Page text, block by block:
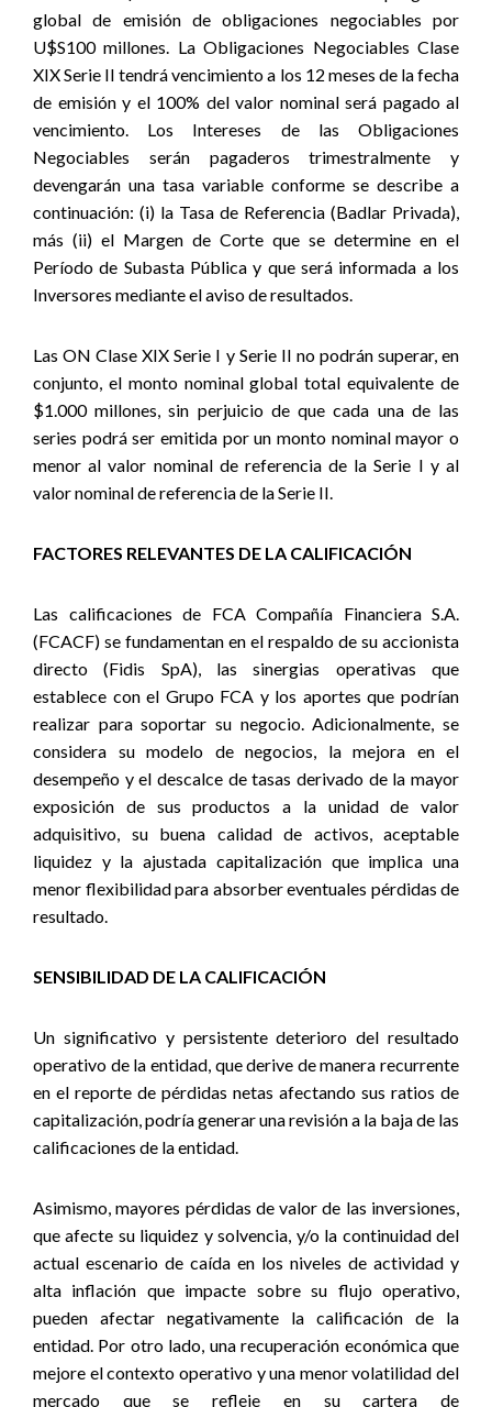
global de emisión de obligaciones negociables por
U$S100 millones. La Obligaciones Negociables Clase
XIX Serie II tendrá vencimiento a los 12 meses de la fecha
de emisión y el 100% del valor nominal será pagado al
vencimiento. Los Intereses de las Obligaciones
Negociables serán pagaderos trimestralmente y
devengarán una tasa variable conforme se describe a
continuación: (i) la Tasa de Referencia (Badlar Privada),
más (ii) el Margen de Corte que se determine en el
Período de Subasta Pública y que será informada a los
Inversores mediante el aviso de resultados.
Las ON Clase XIX Serie I y Serie II no podrán superar, en
conjunto, el monto nominal global total equivalente de
$1.000 millones, sin perjuicio de que cada una de las
series podrá ser emitida por un monto nominal mayor o
menor al valor nominal de referencia de la Serie I y al
valor nominal de referencia de la Serie II.
FACTORES RELEVANTES DE LA CALIFICACIÓN
Las calificaciones de FCA Compañía Financiera S.A.
(FCACF) se fundamentan en el respaldo de su accionista
directo (Fidis SpA), las sinergias operativas que
establece con el Grupo FCA y los aportes que podrían
realizar para soportar su negocio. Adicionalmente, se
considera su modelo de negocios, la mejora en el
desempeño y el descalce de tasas derivado de la mayor
exposición de sus productos a la unidad de valor
adquisitivo, su buena calidad de activos, aceptable
liquidez y la ajustada capitalización que implica una
menor flexibilidad para absorber eventuales pérdidas de
resultado.
SENSIBILIDAD DE LA CALIFICACIÓN
Un significativo y persistente deterioro del resultado
operativo de la entidad, que derive de manera recurrente
en el reporte de pérdidas netas afectando sus ratios de
capitalización, podría generar una revisión a la baja de las
calificaciones de la entidad.
Asimismo, mayores pérdidas de valor de las inversiones,
que afecte su liquidez y solvencia, y/o la continuidad del
actual escenario de caída en los niveles de actividad y
alta inflación que impacte sobre su flujo operativo,
pueden afectar negativamente la calificación de la
entidad. Por otro lado, una recuperación económica que
mejore el contexto operativo y una menor volatilidad del
mercado que se refleje en su cartera de